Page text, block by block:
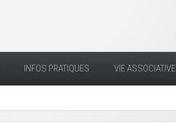
INFOS PRATIQUES VIE ASSOCIATIVE